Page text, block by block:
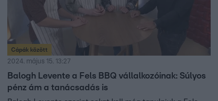
Cápák között
2024. május 15. 13:27
Balogh Levente a Fels BBQ vállalkozóinak: Súlyos
pénz ám a tanácsadás is